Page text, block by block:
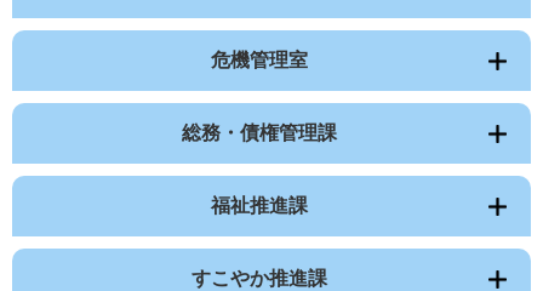
危機管理室
総務・債権管理課
福祉推進課
すこやか推進課